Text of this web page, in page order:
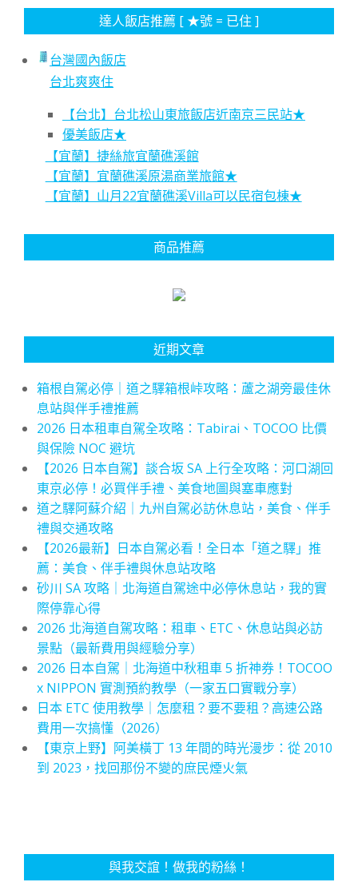
達人飯店推薦 [ ★號 = 已住 ]
台灣國內飯店
台北爽爽住
【台北】台北松山東旅飯店近南京三民站★
優美飯店★
【宜蘭】捷絲旅宜蘭礁溪館
【宜蘭】宜蘭礁溪原湯商業旅館★
【宜蘭】山月22宜蘭礁溪Villa可以民宿包棟★
商品推薦
近期文章
箱根自駕必停｜道之驛箱根峠攻略：蘆之湖旁最佳休
息站與伴手禮推薦
2026 日本租車自駕全攻略：Tabirai、TOCOO 比價
與保險 NOC 避坑
【2026 日本自駕】談合坂 SA 上行全攻略：河口湖回
東京必停！必買伴手禮、美食地圖與塞車應對
道之驛阿蘇介紹｜九州自駕必訪休息站，美食、伴手
禮與交通攻略
【2026最新】日本自駕必看！全日本「道之驛」推
薦：美食、伴手禮與休息站攻略
砂川 SA 攻略｜北海道自駕途中必停休息站，我的實
際停靠心得
2026 北海道自駕攻略：租車、ETC、休息站與必訪
景點（最新費用與經驗分享）
2026 日本自駕｜北海道中秋租車 5 折神券！TOCOO
x NIPPON 實測預約教學（一家五口實戰分享）
日本 ETC 使用教學｜怎麼租？要不要租？高速公路
費用一次搞懂（2026）
【東京上野】阿美橫丁 13 年間的時光漫步：從 2010
到 2023，找回那份不變的庶民煙火氣
與我交誼！做我的粉絲！